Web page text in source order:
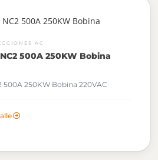
AC
500A 250KW Bobina
250KW Bobina 220VAC